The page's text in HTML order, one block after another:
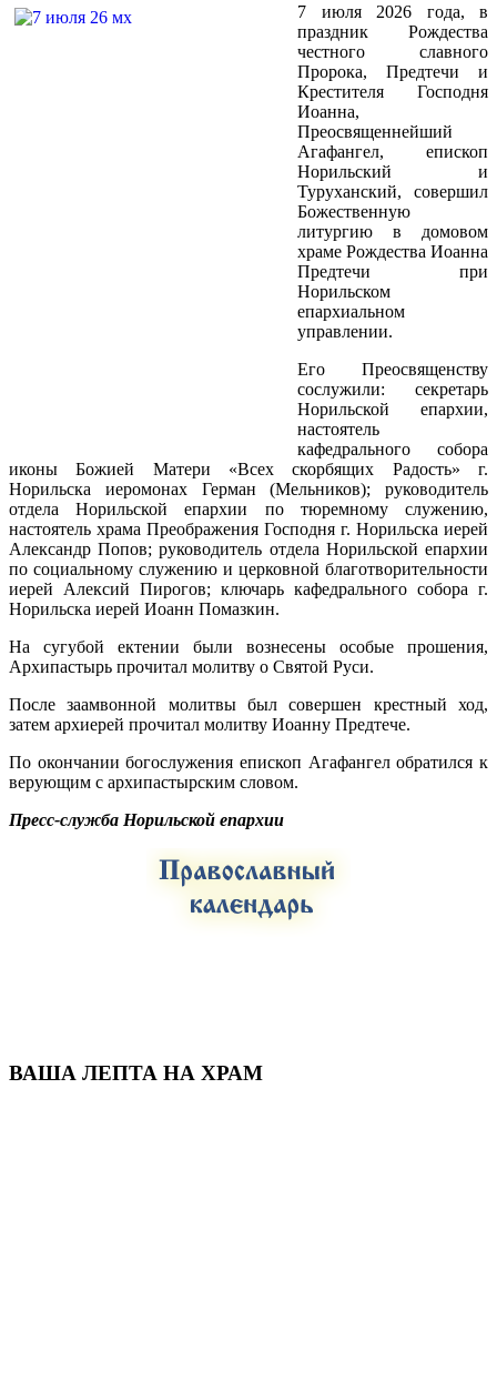
7 июля 2026 года, в
праздник Рождества
честного славного
Пророка, Предтечи и
Крестителя Господня
Иоанна,
Преосвященнейший
Агафангел, епископ
Норильский и
Туруханский, совершил
Божественную
литургию в домовом
храме Рождества Иоанна
Предтечи при
Норильском
епархиальном
управлении.
Его Преосвященству
сослужили: секретарь
Норильской епархии,
настоятель
кафедрального собора
иконы Божией Матери «Всех скорбящих Радость» г.
Норильска иеромонах Герман (Мельников); руководитель
отдела Норильской епархии по тюремному служению,
настоятель храма Преображения Господня г. Норильска иерей
Александр Попов; руководитель отдела Норильской епархии
по социальному служению и церковной благотворительности
иерей Алексий Пирогов; ключарь кафедрального собора г.
Норильска иерей Иоанн Помазкин.
На сугубой ектении были вознесены особые прошения,
Архипастырь прочитал молитву о Святой Руси.
После заамвонной молитвы был совершен крестный ход,
затем архиерей прочитал молитву Иоанну Предтече.
По окончании богослужения епископ Агафангел обратился к
верующим с архипастырским словом.
Пресс-служба Норильской епархии
ВАША ЛЕПТА НА ХРАМ